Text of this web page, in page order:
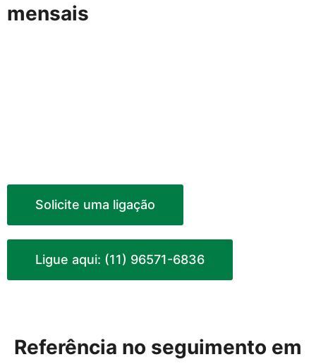
mensais
Solicite uma ligação
Ligue aqui: (11) 96571-6836
Referência no seguimento em